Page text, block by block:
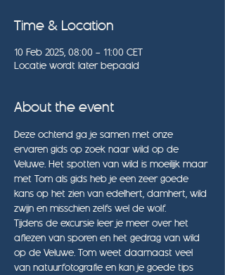
Time & Location
10 Feb 2025, 08:00 – 11:00 CET
Locatie wordt later bepaald
About the event
Deze ochtend ga je samen met onze
ervaren gids op zoek naar wild op de
Veluwe. Het spotten van wild is moeilijk maar
met Tom als gids heb je een zeer goede
kans op het zien van edelhert, damhert, wild
zwijn en misschien zelfs wel de wolf.
Tijdens de excursie leer je meer over het
aflezen van sporen en het gedrag van wild
op de Veluwe. Tom weet daarnaast veel
van natuurfotografie en kan je goede tips